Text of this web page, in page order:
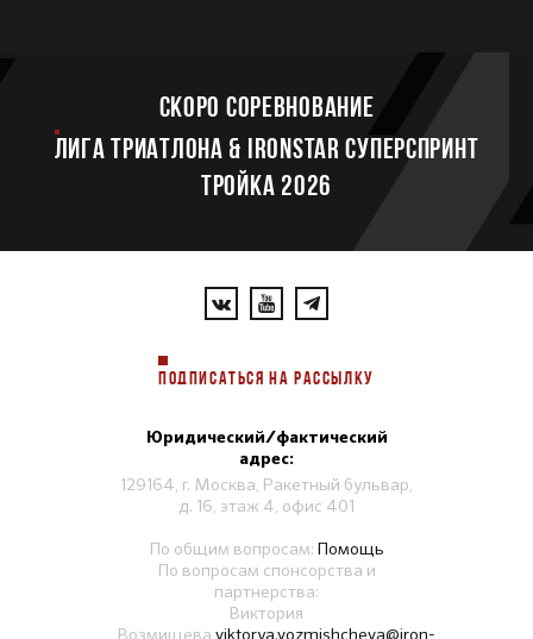
Скоро соревнование
ЛИГА ТРИАТЛОНА & IRONSTAR СУПЕРСПРИНТ
ТРОЙКА 2026
ПОДПИСАТЬСЯ НА РАССЫЛКУ
Юридический/фактический
адрес:
129164, г. Москва, Ракетный бульвар,
д. 16, этаж 4, офис 401
По общим вопросам: Помощь
По вопросам спонсорства и
партнерства:
Виктория
Возмищева viktorya.vozmishcheva@iron-